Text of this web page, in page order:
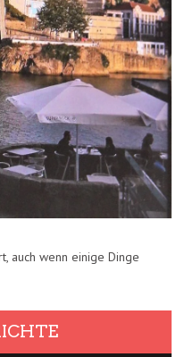
auch wenn einige Dinge